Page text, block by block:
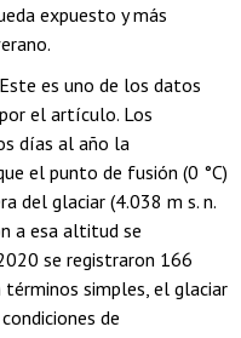
expuesto y más
Este es uno de los datos
el artículo. Los
días al año la
el punto de fusión (0 °C)
del glaciar (4.038 m s. n.
a esa altitud se
se registraron 166
simples, el glaciar
de